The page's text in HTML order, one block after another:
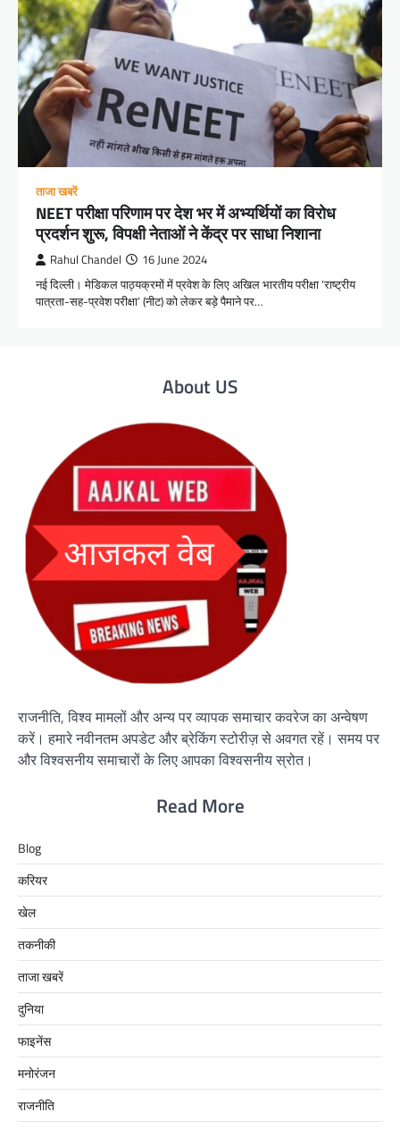
ताजा खबरें
NEET परीक्षा परिणाम पर देश भर में अभ्यर्थियों का विरोध
प्रदर्शन शुरू, विपक्षी नेताओं ने केंद्र पर साधा निशाना
Rahul Chandel 16 June 2024
नई दिल्ली। मेडिकल पाठ्यक्रमों में प्रवेश के लिए अखिल भारतीय परीक्षा ‘राष्ट्रीय
पात्रता-सह-प्रवेश परीक्षा’ (नीट) को लेकर बड़े पैमाने पर…
About US
राजनीति, विश्व मामलों और अन्य पर व्यापक समाचार कवरेज का अन्वेषण
करें। हमारे नवीनतम अपडेट और ब्रेकिंग स्टोरीज़ से अवगत रहें। समय पर
और विश्वसनीय समाचारों के लिए आपका विश्वसनीय स्रोत।
Read More
Blog
करियर
खेल
तकनीकी
ताजा खबरें
दुनिया
फाइनेंस
मनोरंजन
राजनीति